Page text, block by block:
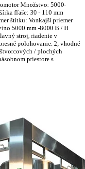
Množstvo: 5000-
fľaše: 30 - 110 mm
štítku: Vonkajší priemer
5000 mm -8000 B / H
stroj, riadenie v
polohovanie. 2, vhodné
/ plochých
priestore s